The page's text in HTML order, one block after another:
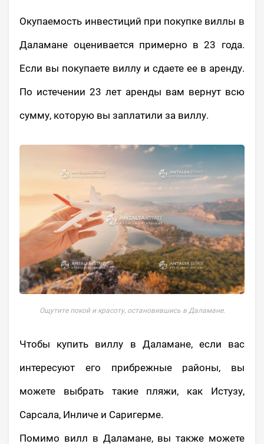
Окупаемость инвестиций при покупке виллы в
Даламане оценивается примерно в 23 года.
Если вы покупаете виллу и сдаете ее в аренду.
По истечении 23 лет аренды вам вернут всю
сумму, которую вы заплатили за виллу.
Ощутите покой и красоту, остановившись в Даламане.
Чтобы купить виллу в Даламане, если вас
интересуют его прибрежные районы, вы
можете выбрать такие пляжи, как Истузу,
Сарсала, Инличе и Саригерме.
Помимо вилл в Даламане, вы также можете